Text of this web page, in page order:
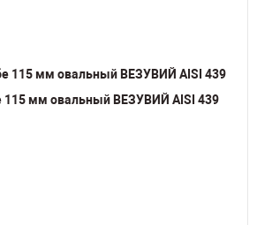
115 мм овальный ВЕЗУВИЙ AISI 439